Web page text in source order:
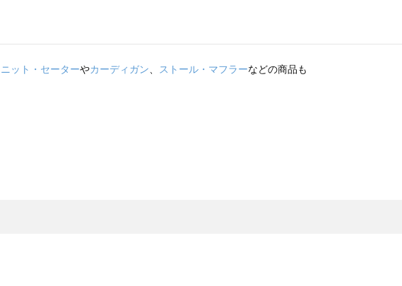
ニット・セーターやカーディガン、 ストール・マフラーなどの商品も